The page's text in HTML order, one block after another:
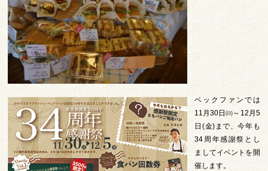
ベックファンでは
11月30日㈰～12月5
日(金)まで、今年も
34周年感謝祭とし
ましてイベントを開
催します。